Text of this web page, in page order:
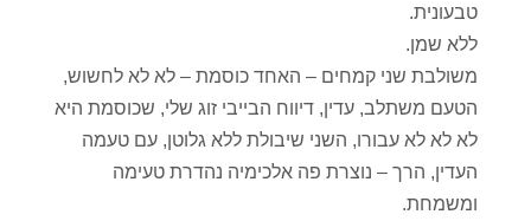
טבעונית.
ללא שמן.
משולבת שני קמחים – האחד כוסמת – לא לא לחשוש,
הטעם משתלב, עדין, דיווח הבייבי זוג שלי, שכוסמת היא
לא לא לא עבורו, השני שיבולת ללא גלוטן, עם טעמה
העדין, הרך – נוצרת פה אלכימיה נהדרת טעימה
ומשמחת.